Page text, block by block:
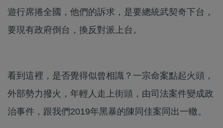
遊行席捲全國，他們的訴求，是要總統武契奇下台，
要現有政府倒台，換反對派上台。
看到這裡，是否覺得似曾相識？一宗命案點起火頭，
外部勢力撥火，年輕人走上街頭，由司法案件變成政
治事件，跟我們2019年黑暴的陳同佳案同出一轍。